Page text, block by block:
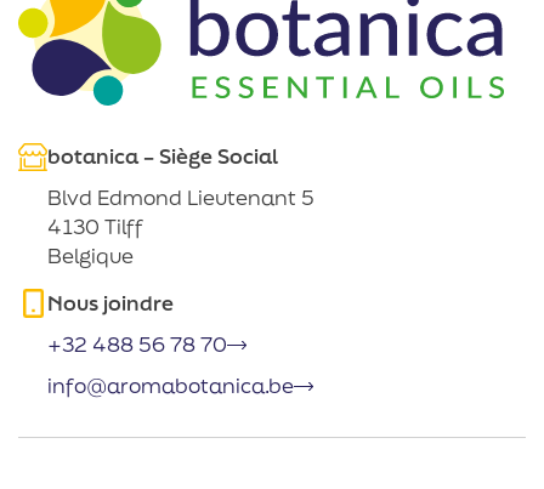
botanica – Siège Social
Blvd Edmond Lieutenant 5
4130 Tilff
Belgique
Nous joindre
+32 488 56 78 70
info@aromabotanica.be